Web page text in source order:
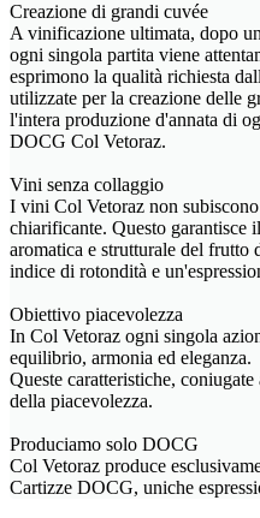
Creazione di grandi cuvée
A vinificazione ultimata, dopo
ogni singola partita viene
esprimono la qualità richiesta
utilizzate per la creazione delle
l'intera produzione d'annata di
DOCG Col Vetoraz.
Vini senza collaggio
I vini Col Vetoraz non
chiarificante. Questo garantisce
aromatica e strutturale del frutto
indice di rotondità e
Obiettivo piacevolezza
In Col Vetoraz ogni singola
equilibrio, armonia ed eleganza.
Queste caratteristiche,
della piacevolezza.
Produciamo solo DOCG
Col Vetoraz produce
Cartizze DOCG, uniche